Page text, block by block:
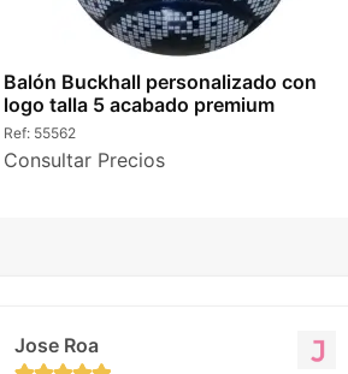
Balón Buckhall personalizado con
logo talla 5 acabado premium
Ref: 55562
Consultar Precios
Jose Roa